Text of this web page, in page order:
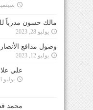
سبتمبر 15,
مالك حسون مدرباً
يوليو 28, 2023
وصول مدافع الأنصار
يوليو 12, 2023
علي
يوليو 8, 2023
محمد